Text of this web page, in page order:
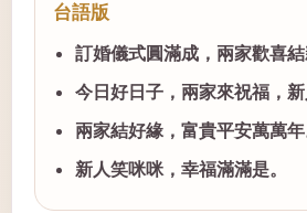
台語版
訂婚儀式圓滿成，兩家歡喜結
今日好日子，兩家來祝福，新
兩家結好緣，富貴平安萬萬年
新人笑咪咪，幸福滿滿是。